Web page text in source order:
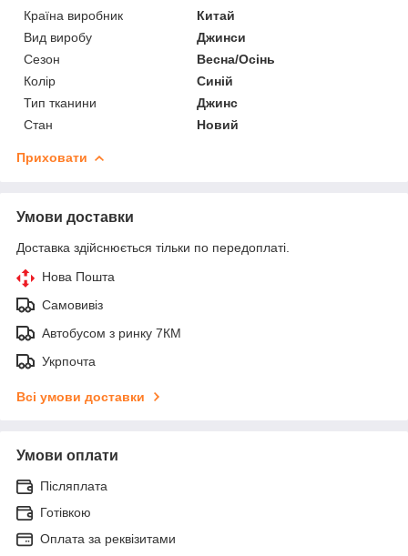
Країна виробник
Китай
Вид виробу
Джинси
Сезон
Весна/Осінь
Колір
Синій
Тип тканини
Джинс
Стан
Новий
Приховати
Умови доставки
Доставка здійснюється тільки по передоплаті.
Нова Пошта
Самовивіз
Автобусом з ринку 7КМ
Укрпочта
Всі умови доставки
Умови оплати
Післяплата
Готівкою
Оплата за реквізитами